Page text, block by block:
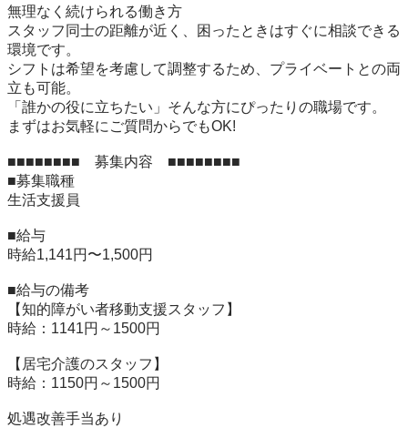
無理なく続けられる働き方
スタッフ同士の距離が近く、困ったときはすぐに相談できる
環境です。
シフトは希望を考慮して調整するため、プライベートとの両
立も可能。
「誰かの役に立ちたい」そんな方にぴったりの職場です。
まずはお気軽にご質問からでもOK!
■■■■■■■■　募集内容　■■■■■■■■
■募集職種
生活支援員
■給与
時給1,141円〜1,500円
■給与の備考
【知的障がい者移動支援スタッフ】
時給：1141円～1500円
【居宅介護のスタッフ】
時給：1150円～1500円
処遇改善手当あり